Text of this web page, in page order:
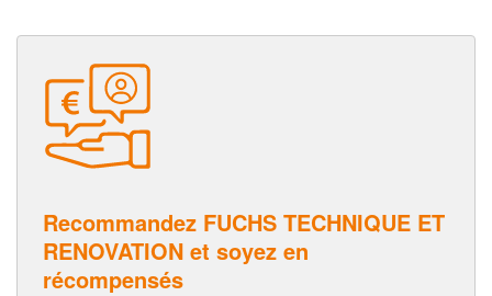
Recommandez FUCHS TECHNIQUE ET
RENOVATION et soyez en
récompensés